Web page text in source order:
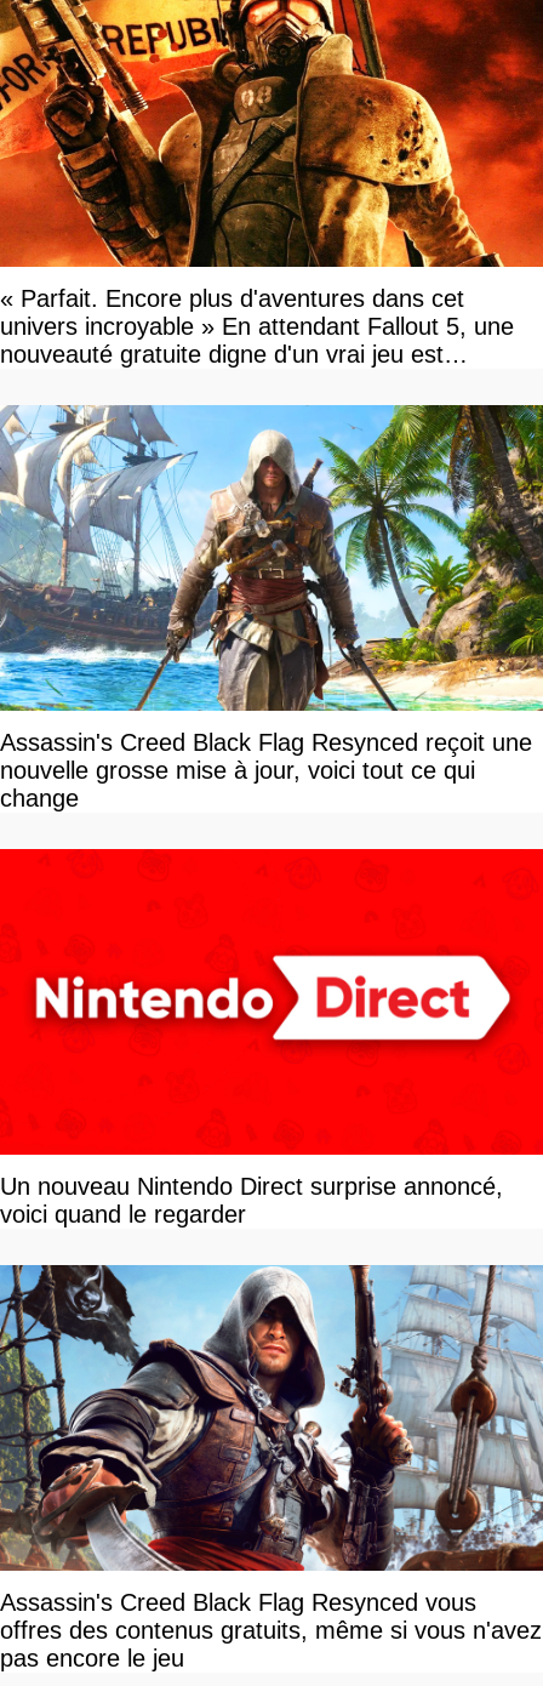
« Parfait. Encore plus d'aventures dans cet
univers incroyable » En attendant Fallout 5, une
nouveauté gratuite digne d'un vrai jeu est
Assassin's Creed Black Flag Resynced reçoit une
nouvelle grosse mise à jour, voici tout ce qui
change
Un nouveau Nintendo Direct surprise annoncé,
voici quand le regarder
Assassin's Creed Black Flag Resynced vous
offres des contenus gratuits, même si vous n'avez
pas encore le jeu